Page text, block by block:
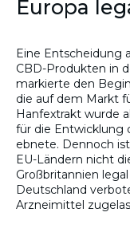
Europa
Eine Entscheidung
CBD-Produkten in
markierte den
die auf dem Markt
Hanfextrakt wurde
für die Entwicklung
ebnete. Dennoch
EU-Ländern nicht
Großbritannien
Deutschland
Arzneimittel